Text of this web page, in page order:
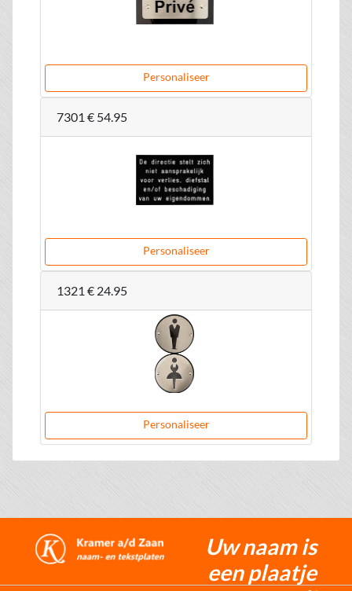
Personaliseer
7301 € 54.95
Personaliseer
1321 € 24.95
Personaliseer
Uw naam is
een plaatje